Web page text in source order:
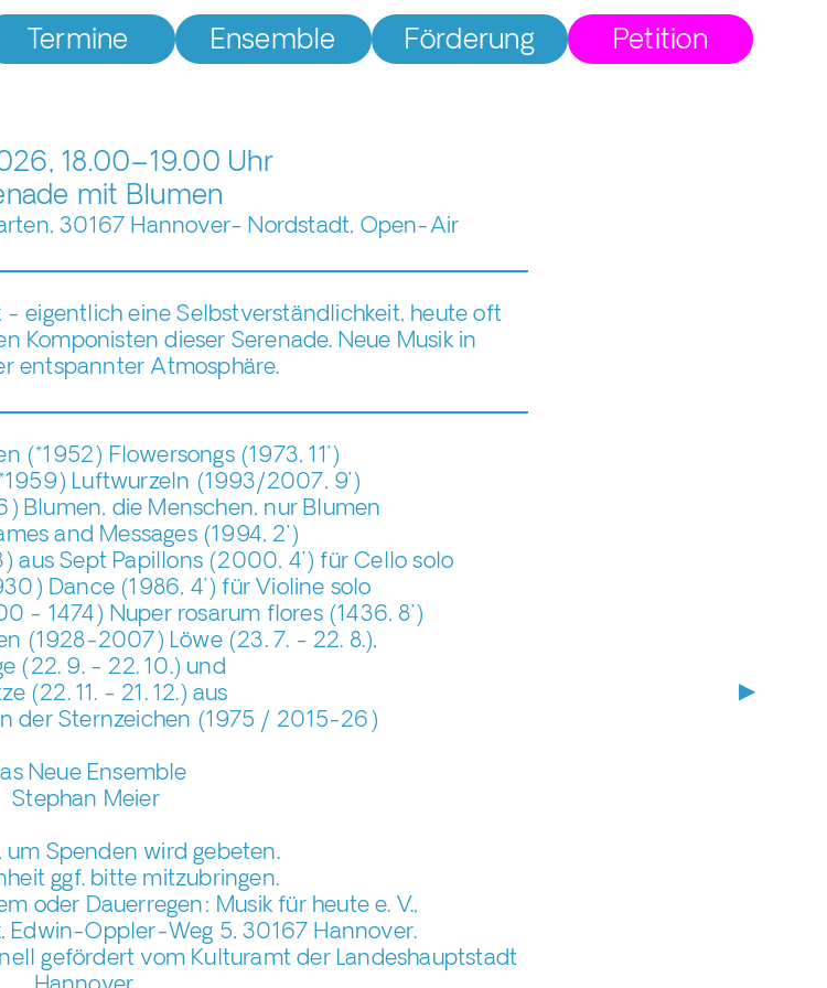
Termine Ensemble Förderung Petition
▶
18.00–19.00 Uhr
mit Blumen
30167 Hannover- Nordstadt, Open-Air
- eigentlich eine Selbstverständlichkeit, heute oft
Komponisten dieser Serenade. Neue Musik in
entspannter Atmosphäre.
(*1952) Flowersongs (1973, 11’)
Luftwurzeln (1993/2007, 9’)
Blumen, die Menschen, nur Blumen
and Messages (1994, 2’)
aus Sept Papillons (2000, 4’) für Cello solo
Dance (1986, 4’) für Violine solo
- 1474) Nuper rosarum flores (1436, 8’)
(1928-2007) Löwe (23. 7. - 22. 8.),
(22. 9. - 22. 10.) und
(22. 11. - 21. 12.) aus
der Sternzeichen (1975 / 2015-26)
Neue Ensemble
Stephan Meier
um Spenden wird gebeten.
ggf. bitte mitzubringen.
oder Dauerregen: Musik für heute e. V.,
Edwin-Oppler-Weg 5, 30167 Hannover.
gefördert vom Kulturamt der Landeshauptstadt